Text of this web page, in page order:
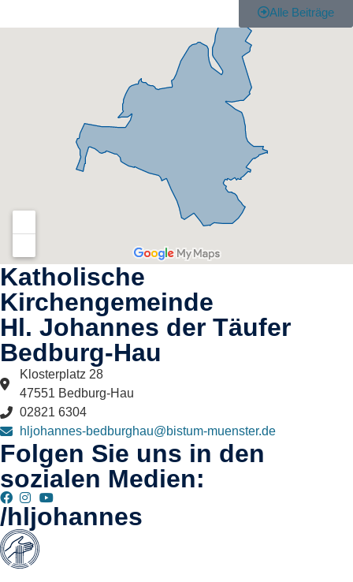
Alle Beiträge
Katholische
Kirchengemeinde
Hl. Johannes der Täufer
Bedburg-Hau​
Klosterplatz 28
47551 Bedburg-Hau
02821 6304
hljohannes-bedburghau@bistum-muenster.de
Folgen Sie uns in den
sozialen Medien:
/hljohannes